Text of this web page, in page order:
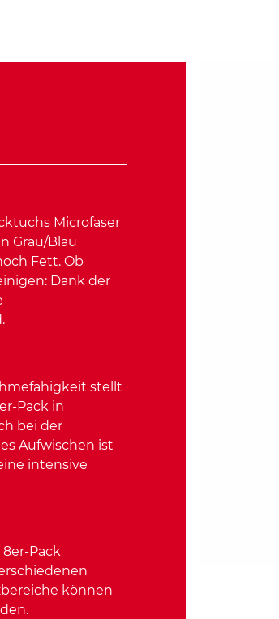
Microfaser
Grau/Blau
Fett. Ob
Dank der
stellt
Pack in
bei der
Aufwischen ist
intensive
Pack
können